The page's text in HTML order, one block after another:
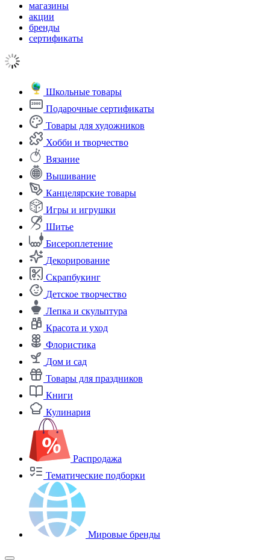
магазины
акции
бренды
сертификаты
Школьные товары
Подарочные сертификаты
Товары для художников
Хобби и творчество
Вязание
Вышивание
Канцелярские товары
Игры и игрушки
Шитье
Бисероплетение
Декорирование
Скрапбукинг
Детское творчество
Лепка и скульптура
Красота и уход
Флористика
Дом и сад
Товары для праздников
Книги
Кулинария
Распродажа
Тематические подборки
Мировые бренды